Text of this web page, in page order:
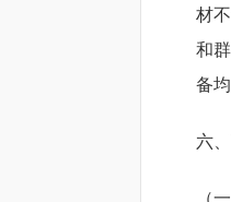
材
和
备
六
（